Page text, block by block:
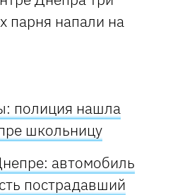
полиция нашла
школьницу
автомобиль
пострадавший